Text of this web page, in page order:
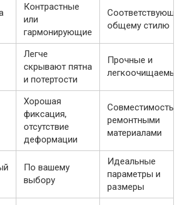
Контрастные
или
гармонирующие
Соответствующая
общему стилю
Легче
скрывают пятна
и потертости
Прочные и
легкоочищаемые
Хорошая
фиксация,
отсутствие
деформации
Совместимость с
ремонтными
материалами
По вашему
выбору
Идеальные
параметры и
размеры